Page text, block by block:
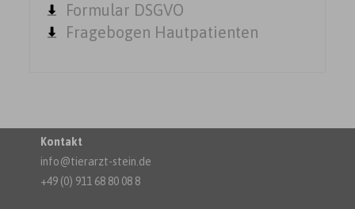
Formular DSGVO
Fragebogen Hautpatienten
Kontakt
info@tierarzt-stein.de
+49 (0) 911 68 80 08 8